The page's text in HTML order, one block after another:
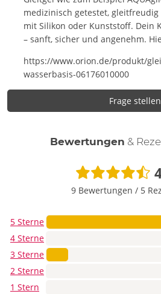
medizinisch getestet,
mit Silikon oder Kunststoff. Dein
– sanft, sicher und angenehm.
https://www.orion.de/produkt/
wasserbasis-06176010000
Frage stellen
Bewertungen &
9 Bewertungen / 5
5 Sterne
4 Sterne
3 Sterne
2 Sterne
1 Stern